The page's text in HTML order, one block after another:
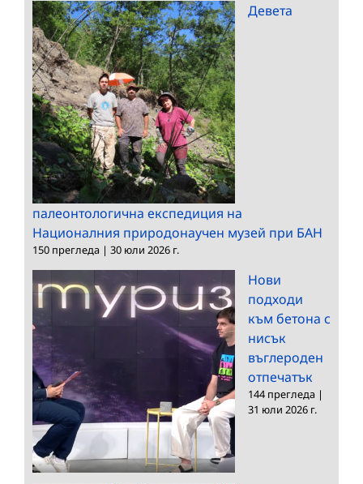
Девета
палеонтологична експедиция на
Националния природонаучен музей при БАН
150 прегледа | 30 юли 2026 г.
Нови
подходи
към бетона с
нисък
въглероден
отпечатък
144 прегледа |
31 юли 2026 г.